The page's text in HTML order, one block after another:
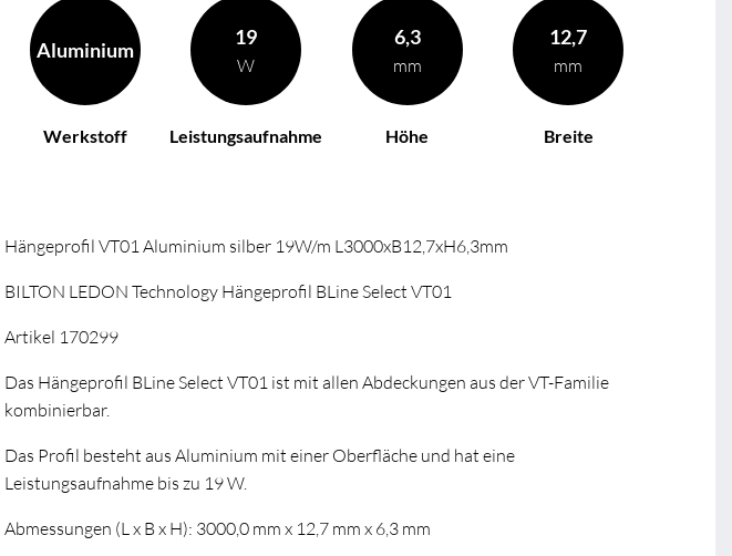
Aluminium
Werkstoff
19
W
Leistungsaufnahme
6,3
mm
Höhe
12,7
mm
Breite
Hängeprofil VT01 Aluminium silber 19W/m L3000xB12,7xH6,3mm
BILTON LEDON Technology Hängeprofil BLine Select VT01
Artikel 170299
Das Hängeprofil BLine Select VT01 ist mit allen Abdeckungen aus der VT-Familie
kombinierbar.
Das Profil besteht aus Aluminium mit einer Oberfläche und hat eine
Leistungsaufnahme bis zu 19 W.
Abmessungen (L x B x H): 3000,0 mm x 12,7 mm x 6,3 mm